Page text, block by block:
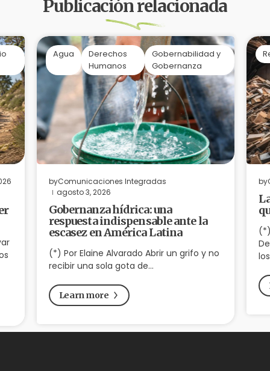
Publicación relacionada
Agua
Derechos
Humanos
Gobernabilidad y
Gobernanza
byComunicaciones Integradas
agosto 3, 2026
Gobernanza hídrica: una
respuesta indispensable ante la
escasez en América Latina
(*) Por Elaine Alvarado Abrir un grifo y no
recibir una sola gota de…
Learn more
by